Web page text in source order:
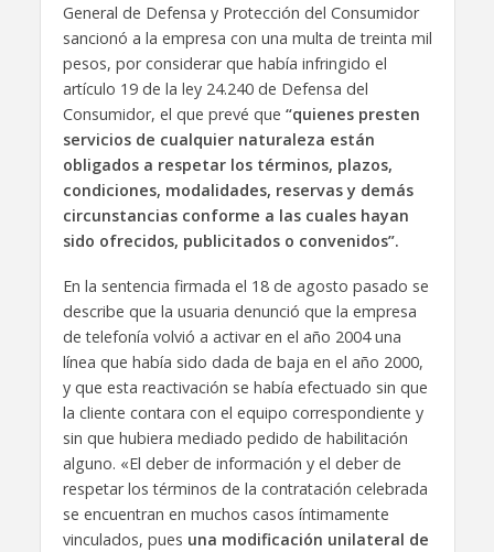
General de Defensa y Protección del Consumidor
sancionó a la empresa con una multa de treinta mil
pesos, por considerar que había infringido el
artículo 19 de la ley 24.240 de Defensa del
Consumidor, el que prevé que “quienes presten
servicios de cualquier naturaleza están
obligados a respetar los términos, plazos,
condiciones, modalidades, reservas y demás
circunstancias conforme a las cuales hayan
sido ofrecidos, publicitados o convenidos”.
En la sentencia firmada el 18 de agosto pasado se
describe que la usuaria denunció que la empresa
de telefonía volvió a activar en el año 2004 una
línea que había sido dada de baja en el año 2000,
y que esta reactivación se había efectuado sin que
la cliente contara con el equipo correspondiente y
sin que hubiera mediado pedido de habilitación
alguno. «El deber de información y el deber de
respetar los términos de la contratación celebrada
se encuentran en muchos casos íntimamente
vinculados, pues una modificación unilateral de